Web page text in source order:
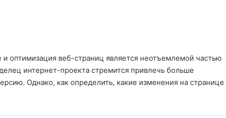
оптимизация веб-страниц является неотъемлемой частью
интернет-проекта стремится привлечь больше
Однако, как определить, какие изменения на странице